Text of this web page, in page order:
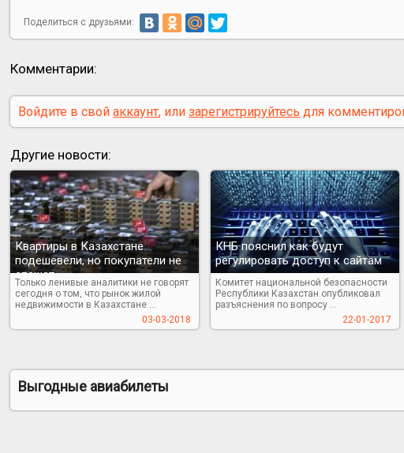
Поделиться с друзьями:
Комментарии:
Войдите в свойаккаунт, илизарегистрируйтесь для
Другие новости:
Квартиры в Казахстане
подешевели, но покупатели не
спешат
Только ленивые аналитики не говорят
сегодня о том, что рынок жилой
недвижимости в Казахстане ...
03-03-2018
КНБ пояснил как будут
регулировать доступ к сайтам
Комитет национальной безопасности
Республики Казахстан опубликовал
разъяснения по вопросу ...
22-01-2017
Выгодные авиабилеты